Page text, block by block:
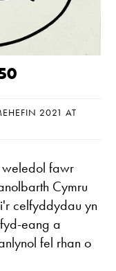
2021 AT
fawr
Cymru
celfyddydau yn
eang a
fel rhan o